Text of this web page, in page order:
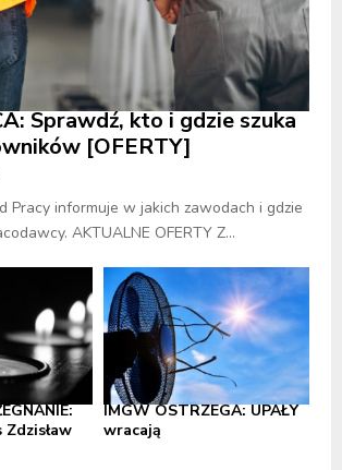
Sprawdź, kto i gdzie szuka
[OFERTY]
Pracy informuje w jakich zawodach i gdzie
AKTUALNE OFERTY Z...
Zdzisław
IMGW OSTRZEGA: UPAŁY
wracają